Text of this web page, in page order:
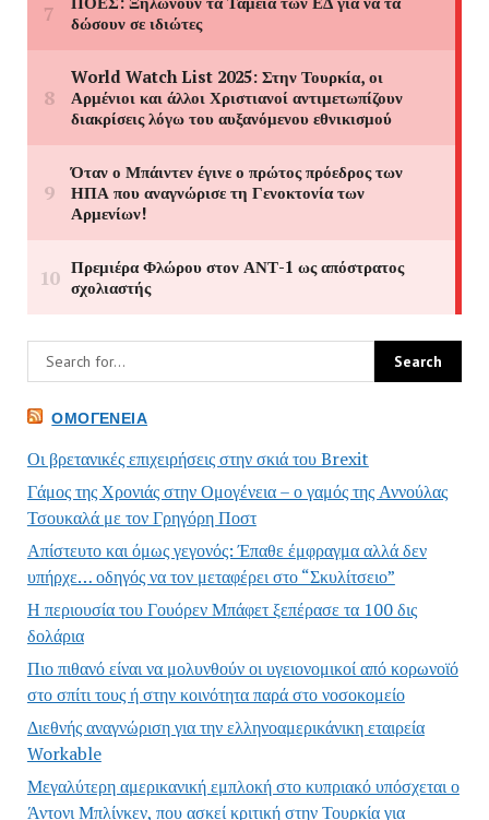
ΟΜΟΓΈΝΕΙΑ
Οι βρετανικές επιχειρήσεις στην σκιά του Brexit
Γάμος της Χρονιάς στην Ομογένεια – ο γαμός της Αννούλας
Τσουκαλά με τον Γρηγόρη Ποστ
Απίστευτο και όμως γεγονός: Έπαθε έμφραγμα αλλά δεν
υπήρχε… οδηγός να τον μεταφέρει στο “Σκυλίτσειο”
Η περιουσία του Γουόρεν Μπάφετ ξεπέρασε τα 100 δις
δολάρια
Πιο πιθανό είναι να μολυνθούν οι υγειονομικοί από κορωνοϊό
στο σπίτι τους ή στην κοινότητα παρά στο νοσοκομείο
Διεθνής αναγνώριση για την ελληνοαμερικάνικη εταιρεία
Workable
Μεγαλύτερη αμερικανική εμπλοκή στο κυπριακό υπόσχεται ο
Άντονι Μπλίνκεν, που ασκεί κριτική στην Τουρκία για